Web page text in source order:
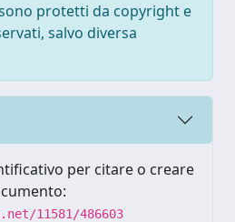
protetti da copyright e
salvo diversa
per citare o creare
11581/486603